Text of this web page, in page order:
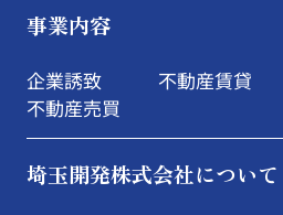
事業内容
企業誘致
不動産売買
不動産賃貸
埼玉開発株式会社について